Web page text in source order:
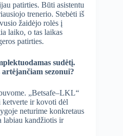
patirties. Būti asistentu
trenerio. Stebėti iš
žaidėjo rolės į
laiko, o tas laikas
patirties.
sudėtį.
sezonui?
„Betsafe–LKL“
ketverte ir kovoti dėl
neturime konkretaus
labiau kandžiotis ir